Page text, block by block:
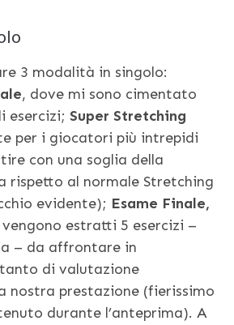
3 modalità in singolo:
, dove mi sono cimentato
esercizi; Super Stretching
per i giocatori più intrepidi
con una soglia della
rispetto al normale Stretching
evidente); Esame Finale,
estratti 5 esercizi –
– da affrontare in
tanto di valutazione
nostra prestazione (fierissimo
durante l’anteprima). A